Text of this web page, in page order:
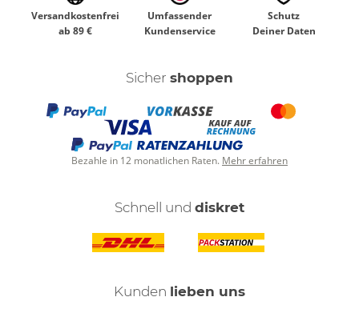
Versandkostenfrei
ab 89 €
Umfassender
Kundenservice
Schutz
Deiner Daten
Sicher shoppen
Bezahle in 12 monatlichen Raten. Mehr erfahren
Schnell und diskret
Kunden lieben uns